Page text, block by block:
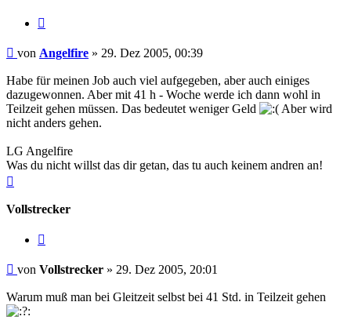
Beitrag
von Angelfire » 29. Dez 2005, 00:39
Habe für meinen Job auch viel aufgegeben, aber auch einiges
dazugewonnen. Aber mit 41 h - Woche werde ich dann wohl in
Teilzeit gehen müssen. Das bedeutet weniger Geld
Aber wird
nicht anders gehen.
LG Angelfire
Was du nicht willst das dir getan, das tu auch keinem andren an!
Vollstrecker
Beitrag
von Vollstrecker » 29. Dez 2005, 20:01
Warum muß man bei Gleitzeit selbst bei 41 Std. in Teilzeit gehen